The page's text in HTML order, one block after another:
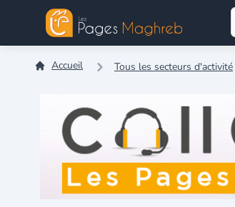
Accueil Tous les secteurs d'activité